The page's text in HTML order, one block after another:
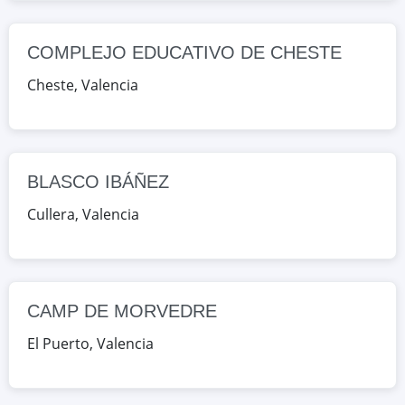
Google Maps
OpenStreetMap
CAMP DE MORVEDRE
CL ABOGADO FAUSTO CARUANA
MARÍA ENRÍQUEZ
CL LITERATO AZORÍN 1, Gandia,
Google Maps
CL ISABEL DE VILLENA 1, La Pobla de
COMPLEJO EDUCATIVO DE CHESTE
Cheste, Valencia
BLASCO IBÁÑEZ
Cullera, Valencia
CAMP DE MORVEDRE
El Puerto, Valencia